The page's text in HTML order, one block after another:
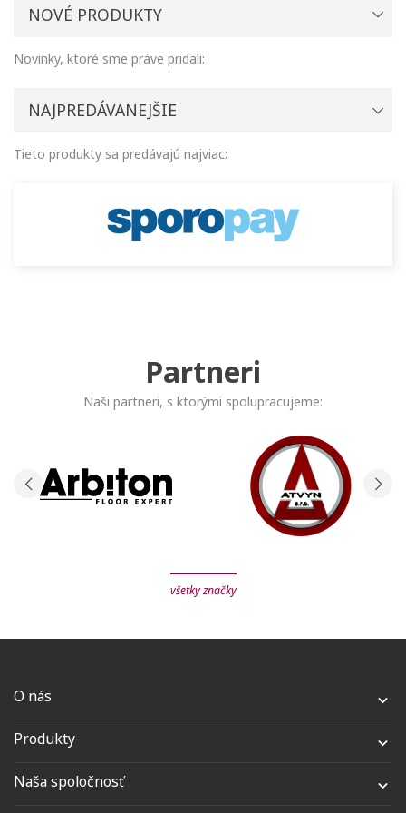
NOVÉ PRODUKTY
Novinky, ktoré sme práve pridali:
NAJPREDÁVANEJŠIE
Tieto produkty sa predávajú najviac:
Partneri
Naši partneri, s ktorými spolupracujeme:
všetky značky
O nás 
Produkty 
Naša spoločnosť 